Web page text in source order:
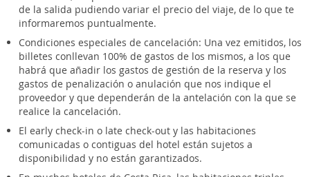
de la salida pudiendo variar el precio del viaje, de lo que te
informaremos puntualmente.
Condiciones especiales de cancelación: Una vez emitidos, los
billetes conllevan 100% de gastos de los mismos, a los que
habrá que añadir los gastos de gestión de la reserva y los
gastos de penalización o anulación que nos indique el
proveedor y que dependerán de la antelación con la que se
realice la cancelación.
El early check-in o late check-out y las habitaciones
comunicadas o contiguas del hotel están sujetos a
disponibilidad y no están garantizados.